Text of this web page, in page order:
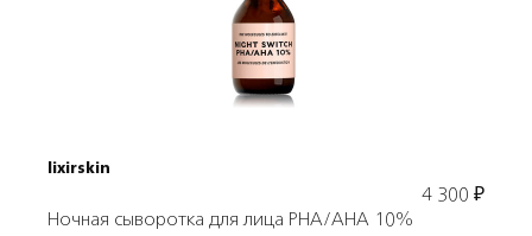
В корзину
lixirskin
4 300 ₽
Ночная сыворотка для лица PHA/AHA 10%